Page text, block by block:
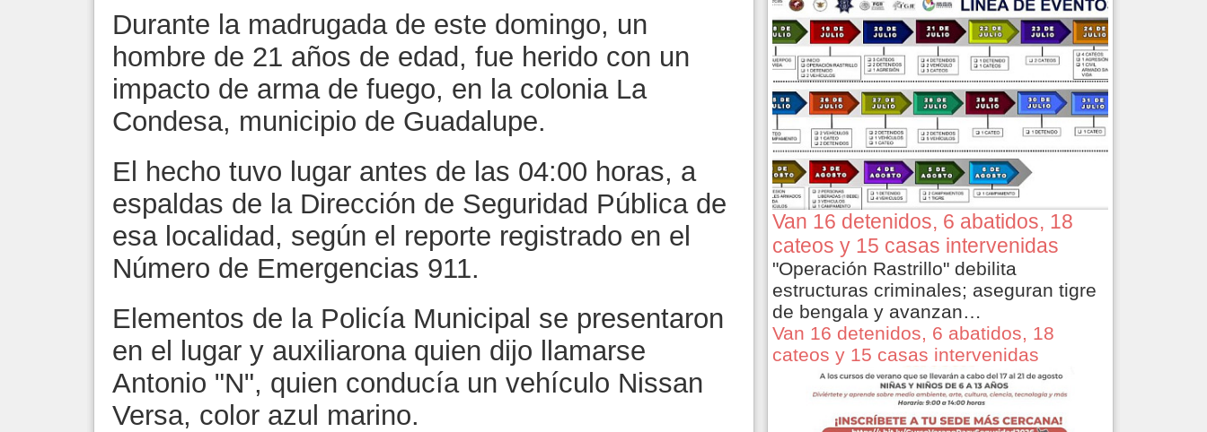
Durante la madrugada de este domingo, un
hombre de 21 años de edad, fue herido con un
impacto de arma de fuego, en la colonia La
Condesa, municipio de Guadalupe.
El hecho tuvo lugar antes de las 04:00 horas, a
espaldas de la Dirección de Seguridad Pública de
esa localidad, según el reporte registrado en el
Número de Emergencias 911.
Elementos de la Policía Municipal se presentaron
en el lugar y auxiliarona quien dijo llamarse
Antonio "N", quien conducía un vehículo Nissan
Versa, color azul marino.
Van 16 detenidos, 6 abatidos, 18
cateos y 15 casas intervenidas
"Operación Rastrillo" debilita
estructuras criminales; aseguran tigre
de bengala y avanzan…
Van 16 detenidos, 6 abatidos, 18
cateos y 15 casas intervenidas